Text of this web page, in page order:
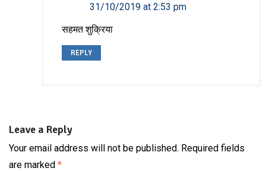
31/10/2019 at 2:53 pm
सहमत शुक्रिया
REPLY
Leave a Reply
Your email address will not be published. Required fields
are marked *